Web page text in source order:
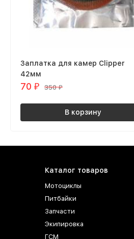
Заплатка для камер Clipper
42мм
70₽ 350₽
В корзину
Каталог товаров
Мотоциклы
Питбайки
Запчасти
Экипировка
ГСМ